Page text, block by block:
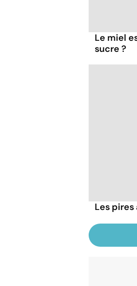
Le miel
sucre ?
Les